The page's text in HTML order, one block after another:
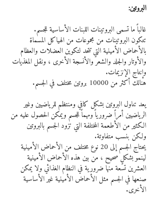
البروتين:
غالباً ما تسمى البروتينات اللبنات الأساسية للجسم.
تتكون البروتينات من مجموعات من الهياكل المسماة
بالأحماض الأمينية التي تتحد لتكوين العضلات والعظام
والأوتار والجلد والشعر والأنسجة الأخرى ، ونقل المغذيات
وإنتاج الإنزيمات.
هنالك أكثر من 10000 بروتين مختلف في الجسم.
يعد تناول البروتين بشكل كافي ومنتظم للرياضيين وغير
الرياضيين أمراً ضرورياً ومهماً للجسم ويمكن الحصول عليه من
الكثير من الأطعمة المختلفة التي تزود الجسم بالبروتين
ولكن بنسب متفاوتة.
يحتاج الجسم إلى 20 نوع مختلف من الأحماض الأمينية
لينمو بشكلٍ صحيح ، من بين هذه الأحماض الأمينية
العشرين تسعة منها ضرورية في النظام الغذائي ولا يمكن
صنعها في الجسم مثل الأحماض الأمينية غير الأساسية
الأخرى.